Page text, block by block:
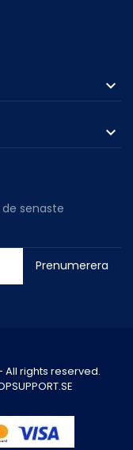


senaste
Prenumerera
All rights reserved.